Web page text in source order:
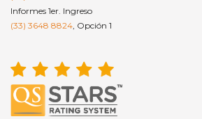
Informes 1er. Ingreso
(33) 3648 8824, Opción 1